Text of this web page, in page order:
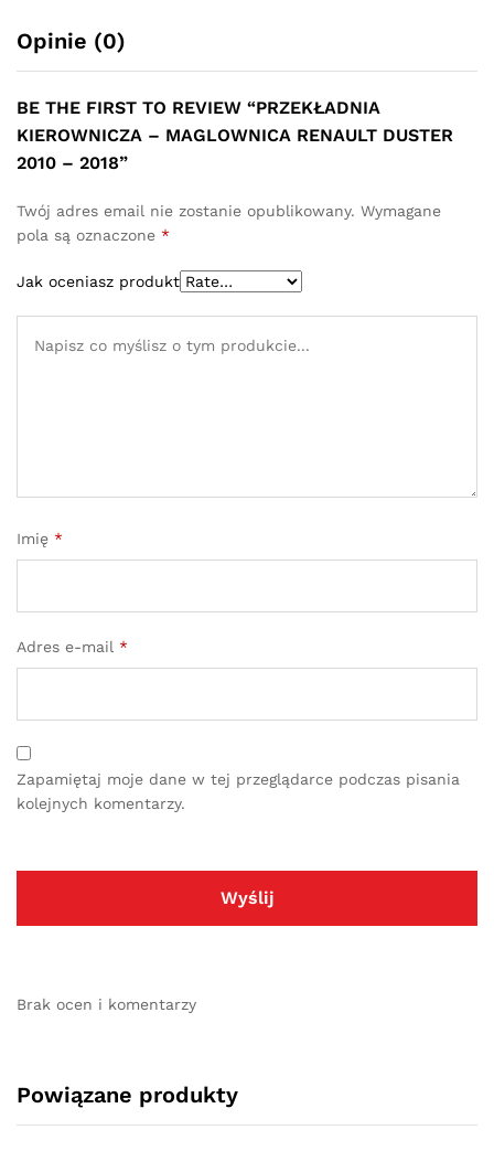
Opinie (0)
BE THE FIRST TO REVIEW “PRZEKŁADNIA
KIEROWNICZA – MAGLOWNICA RENAULT DUSTER
2010 – 2018”
Twój adres email nie zostanie opublikowany. Wymagane
pola są oznaczone *
Jak oceniasz produkt
Imię *
Adres e-mail *
Zapamiętaj moje dane w tej przeglądarce podczas pisania
kolejnych komentarzy.
Brak ocen i komentarzy
Powiązane produkty